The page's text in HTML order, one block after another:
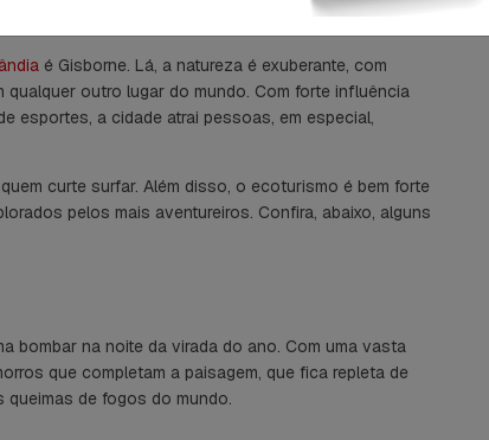
é Gisborne. Lá, a natureza é exuberante, com
outro lugar do mundo. Com forte influência
esportes, a cidade atrai pessoas, em especial,
curte surfar. Além disso, o ecoturismo é bem forte
pelos mais aventureiros. Confira, abaixo, alguns
bombar na noite da virada do ano. Com uma vasta
que completam a paisagem, que fica repleta de
de fogos do mundo.